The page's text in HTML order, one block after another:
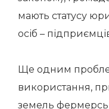
мають статусу
осіб –
Ще одним
використання,
земель